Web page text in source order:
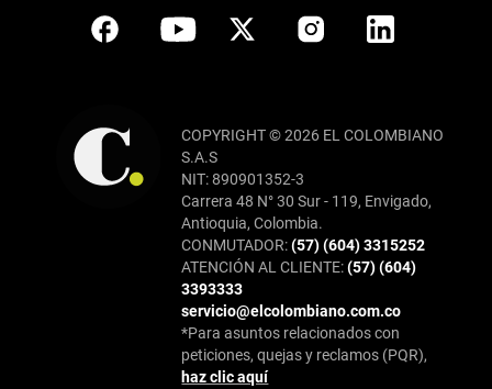
COPYRIGHT © 2026 EL COLOMBIANO
S.A.S
NIT: 890901352-3
Carrera 48 N° 30 Sur - 119, Envigado,
Antioquia, Colombia.
CONMUTADOR:(57) (604) 3315252
ATENCIÓN AL CLIENTE:(57) (604)
3393333
servicio@elcolombiano.com.co
*Para asuntos relacionados con
peticiones, quejas y reclamos (PQR),
haz clic aquí